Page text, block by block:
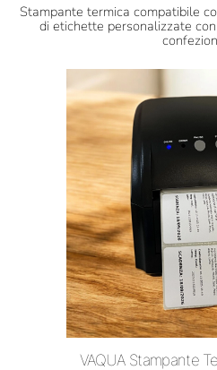
Stampante termica compatibile
di etichette personalizzate
VAQUA Stampante